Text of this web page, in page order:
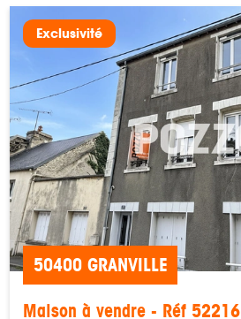
Exclusivité
50400 GRANVILLE
Maison à vendre - Réf 52216